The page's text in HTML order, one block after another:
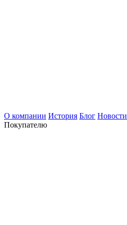
О компании История Блог Новости
Покупателю